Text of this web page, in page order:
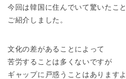
今回は韓国に住んでいて驚いたこ
ご紹介しました。
文化の差があることによって
苦労することは多くないですが
ギャップに戸惑うことはありますよ